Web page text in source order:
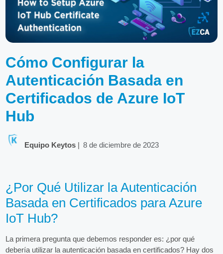
Cómo Configurar la
Autenticación Basada en
Certificados de Azure IoT
Hub
Equipo Keytos| 8 de diciembre de 2023
¿Por Qué Utilizar la Autenticación
Basada en Certificados para Azure
IoT Hub?
La primera pregunta que debemos responder es: ¿por qué
debería utilizar la autenticación basada en certificados? Hay dos